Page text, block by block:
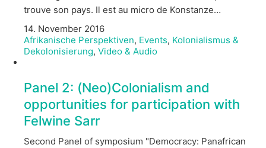
trouve son pays. Il est au micro de Konstanze…
14. November 2016
Afrikanische Perspektiven, Events, Kolonialismus &
Dekolonisierung, Video & Audio
Panel 2: (Neo)Colonialism and
opportunities for participation with
Felwine Sarr
Second Panel of symposium "Democracy: Panafrican